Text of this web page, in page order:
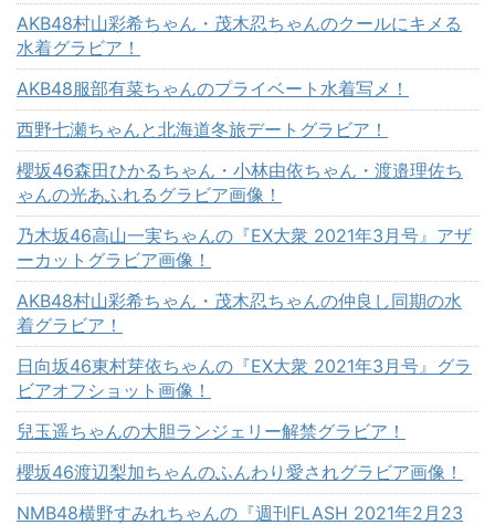
AKB48村山彩希ちゃん・茂木忍ちゃんのクールにキメる
水着グラビア！
AKB48服部有菜ちゃんのプライベート水着写メ！
西野七瀬ちゃんと北海道冬旅デートグラビア！
櫻坂46森田ひかるちゃん・小林由依ちゃん・渡邉理佐ち
ゃんの光あふれるグラビア画像！
乃木坂46高山一実ちゃんの『EX大衆 2021年3月号』アザ
ーカットグラビア画像！
AKB48村山彩希ちゃん・茂木忍ちゃんの仲良し同期の水
着グラビア！
日向坂46東村芽依ちゃんの『EX大衆 2021年3月号』グラ
ビアオフショット画像！
兒玉遥ちゃんの大胆ランジェリー解禁グラビア！
櫻坂46渡辺梨加ちゃんのふんわり愛されグラビア画像！
NMB48横野すみれちゃんの『週刊FLASH 2021年2月23